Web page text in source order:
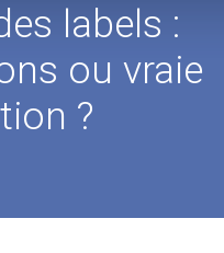
labels :
ou vraie
?